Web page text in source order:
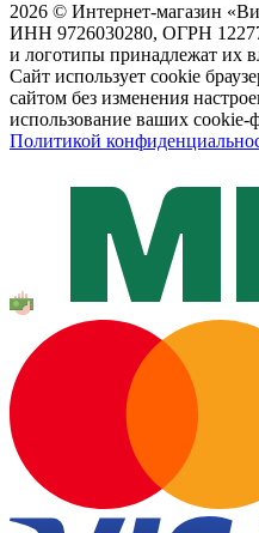
2026 © Интернет-магазин
ИНН 9726030280, ОГРН
и логотипы принадлежат их
Сайт использует cookie
сайтом без изменения
использование ваших cookie-
Политикой